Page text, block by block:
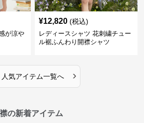
が涼や
¥12,820 (税込)
レディースシャツ 花刺繍チュー
ル裾ふんわり開襟シャツ
人気アイテム一覧へ ›
の新着アイテム